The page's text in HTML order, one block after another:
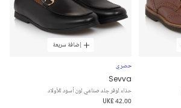
إضافة سريعة
حصري
Sevva
حذاء لوفر جلد صناعي لون أسود للأولاد
UK£ 42.00